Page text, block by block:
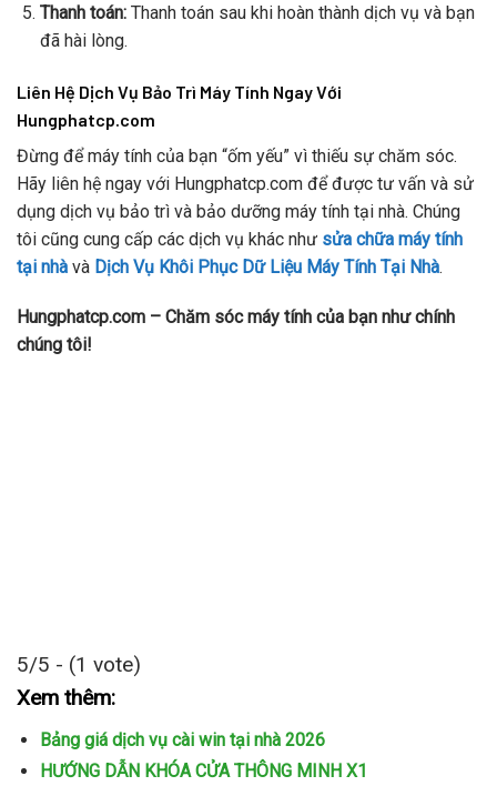
Thanh toán:Thanh toán sau khi hoàn thành dịch vụ và bạn
đã hài lòng.
Liên Hệ Dịch Vụ Bảo Trì Máy Tính Ngay Với
Hungphatcp.com
Đừng để máy tính của bạn “ốm yếu” vì thiếu sự chăm sóc.
Hãy liên hệ ngay với Hungphatcp.com để được tư vấn và sử
dụng dịch vụ bảo trì và bảo dưỡng máy tính tại nhà. Chúng
tôi cũng cung cấp các dịch vụ khác như sửa chữa máy tính
tại nhà và Dịch Vụ Khôi Phục Dữ Liệu Máy Tính Tại Nhà.
Hungphatcp.com – Chăm sóc máy tính của bạn như chính
chúng tôi!
5/5 - (1 vote)
Xem thêm:
Bảng giá dịch vụ cài win tại nhà 2026
HƯỚNG DẪN KHÓA CỬA THÔNG MINH X1